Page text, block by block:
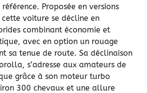
Proposée en versions
voiture se décline en
combinant économie et
avec en option un rouage
sa tenue de route. Sa déclinaison
s’adresse aux amateurs de
grâce à son moteur turbo
300 chevaux et une allure